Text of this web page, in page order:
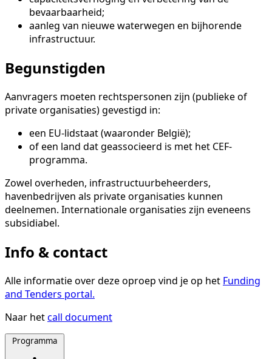
bevaarbaarheid;
aanleg van nieuwe waterwegen en bijhorende
infrastructuur.
Begunstigden
Aanvragers moeten rechtspersonen zijn (publieke of
private organisaties) gevestigd in:
een EU-lidstaat (waaronder België);
of een land dat geassocieerd is met het CEF-
programma.
Zowel overheden, infrastructuurbeheerders,
havenbedrijven als private organisaties kunnen
deelnemen. Internationale organisaties zijn eveneens
subsidiabel.
Info & contact
Alle informatie over deze oproep vind je op het Funding
and Tenders portal.
Naar hetcall document
Programma